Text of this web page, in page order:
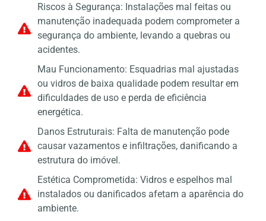
Riscos à Segurança: Instalações mal feitas ou
manutenção inadequada podem comprometer a
segurança do ambiente, levando a quebras ou
acidentes.
Mau Funcionamento: Esquadrias mal ajustadas
ou vidros de baixa qualidade podem resultar em
dificuldades de uso e perda de eficiência
energética.
Danos Estruturais: Falta de manutenção pode
causar vazamentos e infiltrações, danificando a
estrutura do imóvel.
Estética Comprometida: Vidros e espelhos mal
instalados ou danificados afetam a aparência do
ambiente.